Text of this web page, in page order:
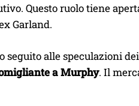
Questo ruolo tiene
Garland.
alle speculazioni
a Murphy. Il